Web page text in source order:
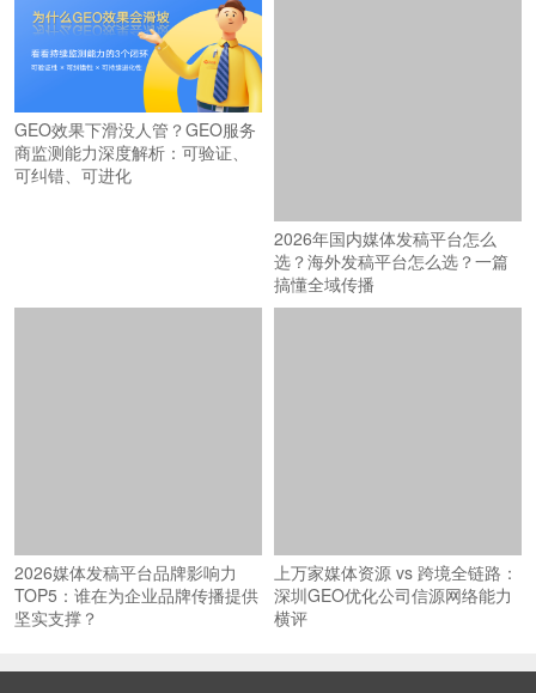
GEO效果下滑没人管？GEO服务
商监测能力深度解析：可验证、
可纠错、可进化
© 2026商机讯（www.shangjixun.com）深圳智汇蓝媒科技有限公司 版权
粤ICP备18027777号